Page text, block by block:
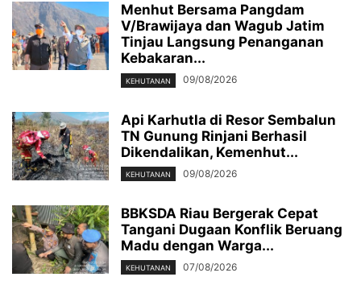
Menhut Bersama Pangdam
V/Brawijaya dan Wagub Jatim
Tinjau Langsung Penanganan
Kebakaran...
KEHUTANAN 09/08/2026
Api Karhutla di Resor Sembalun
TN Gunung Rinjani Berhasil
Dikendalikan, Kemenhut...
KEHUTANAN 09/08/2026
BBKSDA Riau Bergerak Cepat
Tangani Dugaan Konflik Beruang
Madu dengan Warga...
KEHUTANAN 07/08/2026